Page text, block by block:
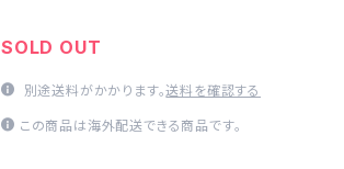
SOLD OUT
別途送料がかかります。送料を確認する
この商品は海外配送できる商品です。